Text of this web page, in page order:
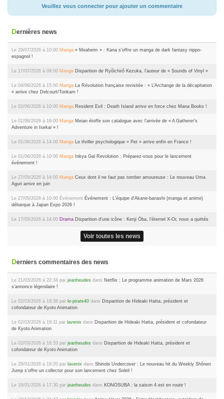
Veuillez vous connecter pour ajouter un commentaire
Dernières news
Le 29/07/2026 à 10:00 Manga « Meaheim » : Kana s'offre un manga de dark fantasy nippo-
espagnol !
Le 17/07/2026 à 09:00 Manga Disparition de Ryôichirô Kezuka, l'auteur de « Sounds of Vinyl »
Le 04/06/2026 à 15:00 Manga
La Révolution française revisitée : « L’Archange de la décapitation
» arrive chez Delcourt/Tonkam !
Le 02/06/2026 à 10:00 Manga Resident Evil : Death Island arrive en force chez Mana Books !
Le 01/06/2026 à 16:00 Manga Meian étoffe son catalogue avec l'arrivée de « A Gatherer's
Adventure in Isekai » !
Le 01/06/2026 à 14:00 Manga Le thriller psychologique « Pet » arrive enfin en France !
Le 01/06/2026 à 10:00 Manga Inkya Gal Revolution : Préparez-vous pour le lancement
événement !
Le 27/05/2026 à 14:00 Manga Ceux dont il ne faut pas tomber amoureuse : Le nouveau Uma
Aguri arrive en juin
Le 27/05/2026 à 10:00 Événement Événement : L'équipe d'Akane-banashi (manga et anime)
débarque à Japan Expo 2026 !
Le 17/05/2026 à 14:00 Drama Disparition d'une icône : Kenji Ōba, l'éternel X-Or, nous a quittés
Voir toutes les news
Derniers commentaires des news
Le 21/03/2026 à 22:34 par jeanheudes dans Netflix : Le programme animation de Mars 2026
s’annonce légendaire !
Le 02/03/2026 à 19:38 par le-pirate40 dans Disparition de Hideaki Hatta, président et
cofondateur de Kyoto Animation
Le 02/03/2026 à 19:11 par lavenix dans Disparition de Hideaki Hatta, président et cofondateur
de Kyoto Animation
Le 02/03/2026 à 18:33 par jeanheudes dans Disparition de Hideaki Hatta, président et
cofondateur de Kyoto Animation
Le 28/01/2026 à 19:20 par lavenix dans Shinobi Undercover : Le nouveau hit du Weekly Shônen
Jump s’offre un collector pour son lancement chez Soleil !
Le 16/01/2026 à 17:30 par jeanheudes dans KONOSUBA : la saison 4 est en route !